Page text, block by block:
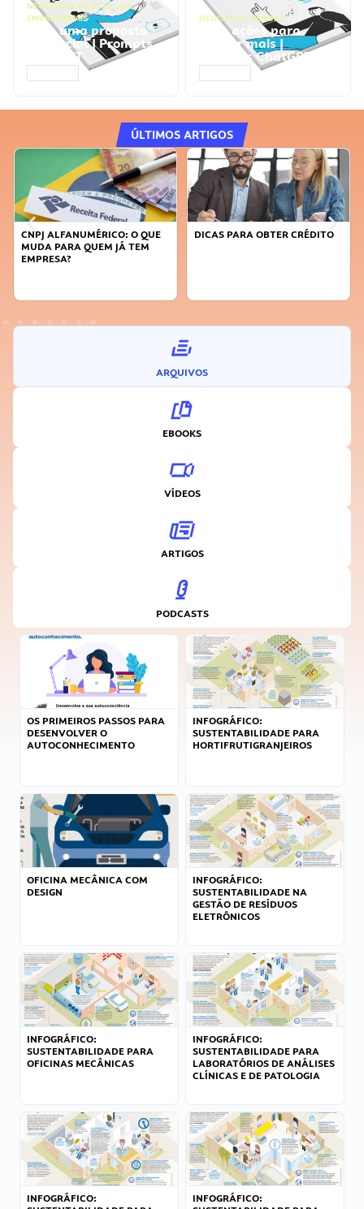
NEGÓCIOS, PROCESSOS
EMPRESARIAIS
Faça uma proposta
comercial | Prompts
ChatGPT
NEGÓCIOS, VENDAS
Faça ações para
vender mais |
Prompts ChatGPT
ÚLTIMOS ARTIGOS
CNPJ ALFANUMÉRICO: O QUE
MUDA PARA QUEM JÁ TEM
EMPRESA?
DICAS PARA OBTER CRÉDITO
ARQUIVOS
EBOOKS
VÍDEOS
ARTIGOS
PODCASTS
OS PRIMEIROS PASSOS PARA
DESENVOLVER O
AUTOCONHECIMENTO
INFOGRÁFICO:
SUSTENTABILIDADE PARA
HORTIFRUTIGRANJEIROS
OFICINA MECÂNICA COM
DESIGN
INFOGRÁFICO:
SUSTENTABILIDADE NA
GESTÃO DE RESÍDUOS
ELETRÔNICOS
INFOGRÁFICO:
SUSTENTABILIDADE PARA
OFICINAS MECÂNICAS
INFOGRÁFICO:
SUSTENTABILIDADE PARA
LABORATÓRIOS DE ANÁLISES
CLÍNICAS E DE PATOLOGIA
INFOGRÁFICO:
INFOGRÁFICO: